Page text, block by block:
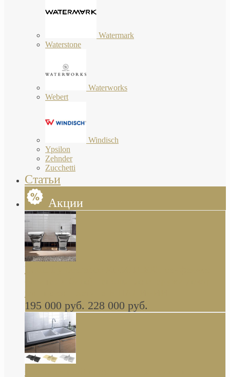
Watermark
Waterstone
Waterworks
Webert
Windisch
Ypsilon
Zehnder
Zucchetti
Статьи
Акции
Butterfly Scarabeo КОМПЛЕКТ санфаянса
глянцевая платина В НАЛИЧИИ
195 000 руб. 228 000 руб.